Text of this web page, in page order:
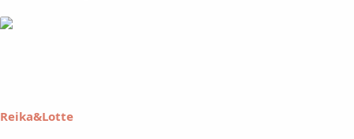
Reika&Lotte